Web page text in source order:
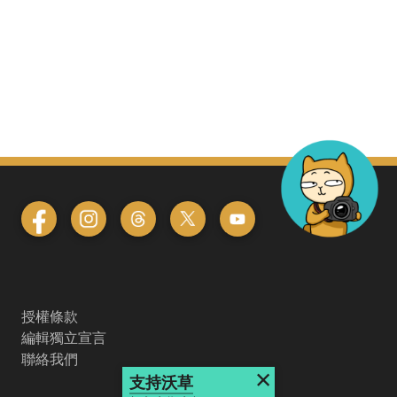
授權條款
編輯獨立宣言
聯絡我們
支持沃草 ×